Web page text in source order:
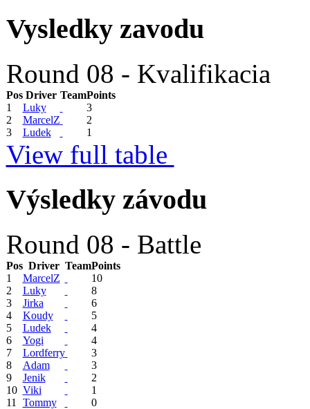
Vysledky zavodu
Round 08 - Kvalifikacia
Pos Driver TeamPoints
1
Luky
3
2
MarcelZ
2
3
Ludek 1
View full table
Výsledky závodu
Round 08 - Battle
Pos Driver TeamPoints
1
MarcelZ
10
2
Luky
8
3
Jirka
6
4
Koudy
5
5
Ludek
4
6
Yogi
4
7
Lordferry
3
8
Adam
3
9
Jenik
2
10 Viki
1
11
Tommy 0